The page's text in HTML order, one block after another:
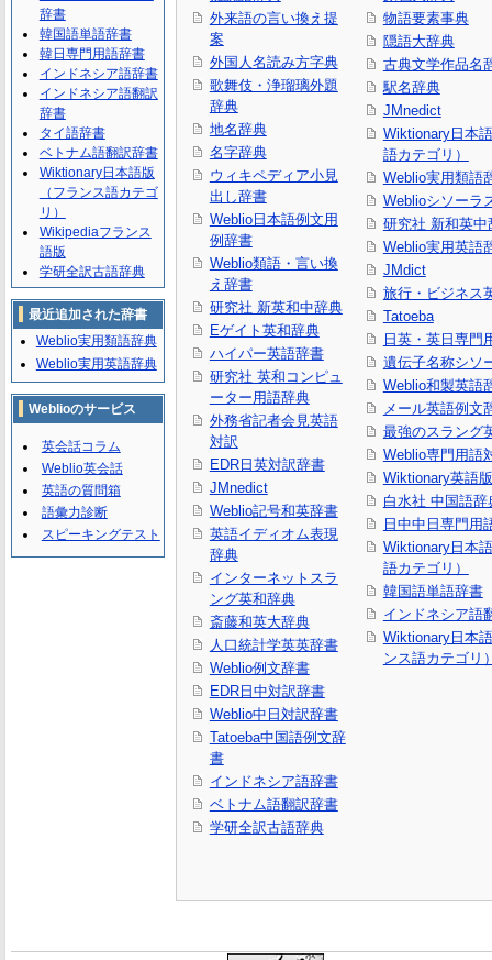
外来語の言い換え提
案
外国人名読み方字典
歌舞伎・浄瑠璃外題
辞典
地名辞典
名字辞典
ウィキペディア小見
出し辞書
Weblio日本語例文用
例辞書
Weblio類語・言い換
え辞書
研究社 新英和中辞典
Eゲイト英和辞典
ハイパー英語辞書
研究社 英和コンピュ
ーター用語辞典
外務省記者会見英語
対訳
EDR日英対訳辞書
JMnedict
Weblio記号和英辞書
英語イディオム表現
辞典
インターネットスラ
ング英和辞典
斎藤和英大辞典
人口統計学英英辞書
Weblio例文辞書
EDR日中対訳辞書
Weblio中日対訳辞書
Tatoeba中国語例文辞
書
インドネシア語辞書
ベトナム語翻訳辞書
学研全訳古語辞典
物語要素事典
隠語大辞典
古典文学作品名
駅名辞典
JMnedict
Wiktionary日本
語カテゴリ）
Weblio実用類語
Weblioシソーラ
研究社 新和英中
Weblio実用英語
JMdict
旅行・ビジネス
Tatoeba
日英・英日専門
遺伝子名称シソ
Weblio和製英語
メール英語例文
最強のスラング
Weblio専門用語
Wiktionary英語版
白水社 中国語辞
日中中日専門用
Wiktionary日本
語カテゴリ）
韓国語単語辞書
インドネシア語
Wiktionary日本
ンス語カテゴリ
辞書
韓国語単語辞書
韓日専門用語辞書
インドネシア語辞書
インドネシア語翻訳
辞書
タイ語辞書
ベトナム語翻訳辞書
Wiktionary日本語版
（フランス語カテゴ
リ）
Wikipediaフランス
語版
学研全訳古語辞典
最近追加された辞書
Weblio実用類語辞典
Weblio実用英語辞典
Weblioのサービス
英会話コラム
Weblio英会話
英語の質問箱
語彙力診断
スピーキングテスト